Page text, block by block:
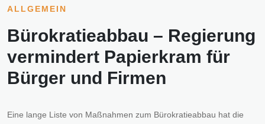
ALLGEMEIN
Bürokratieabbau – Regierung
vermindert Papierkram für
Bürger und Firmen
Eine lange Liste von Maßnahmen zum Bürokratieabbau hat die